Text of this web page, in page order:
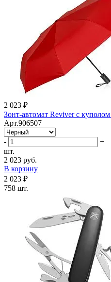
2 023 ₽
Зонт-автомат Reviver с
Арт.906507
-
+
шт.
2 023 руб.
В корзину
2 023 ₽
758 шт.